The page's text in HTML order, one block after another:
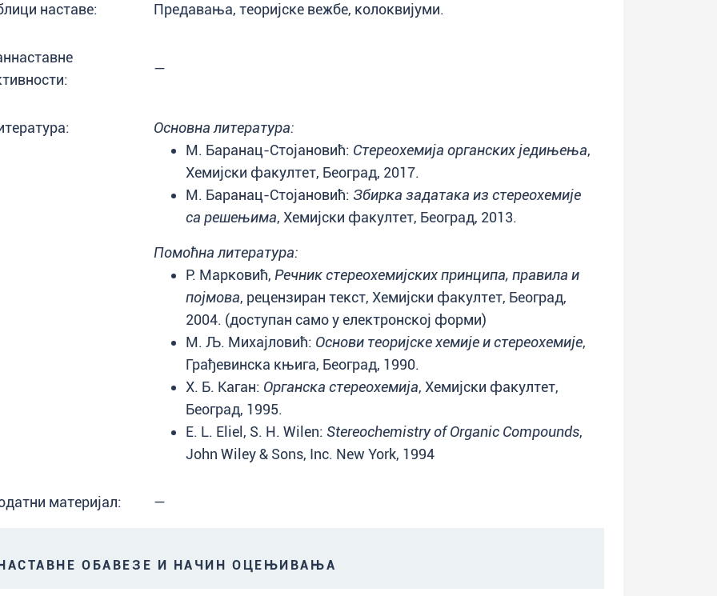
наставе: Предавања, теоријске вежбе, колоквијуми.
—
Основна литература:
М. Баранац-Стојановић: Стереохемија органских једињења,
Хемијски факултет, Београд, 2017.
М. Баранац-Стојановић: Збирка задатака из стереохемије
са решењима, Хемијски факултет, Београд, 2013.
Помоћна литература:
Р. Марковић, Речник стереохемијских принципа, правила и
појмова, рецензиран текст, Хемијски факултет, Београд,
2004. (доступан само у електронској форми)
М. Љ. Михајловић: Основи теоријске хемије и стереохемије,
Грађевинска књига, Београд, 1990.
Х. Б. Каган: Органска стереохемија, Хемијски факултет,
Београд, 1995.
E. L. Eliel, S. H. Wilen: Stereochemistry of Organic Compounds,
John Wiley & Sons, Inc. New York, 1994
материјал: —
ОБАВЕЗЕ И НАЧИН ОЦЕЊИВАЊА